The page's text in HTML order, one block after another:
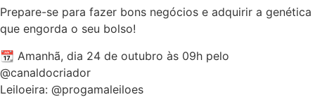
Prepare-se para fazer bons negócios e adquirir a genética
que engorda o seu bolso!
📆 Amanhã, dia 24 de outubro às 09h pelo
@canaldocriador
Leiloeira: @progamaleiloes